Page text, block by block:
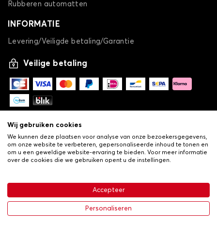
€ 113,43
-25% € 151,24
Rubberen automatten
INFORMATIE
Levering/Veiligde betaling/Garantie
Veilige betaling
Algemene verkoopvoorwaarden•Privacy- en cookiebeleid
•Livraison
Wij gebruiken cookies
We kunnen deze plaatsen voor analyse van onze bezoekersgegevens,
om onze website te verbeteren, gepersonaliseerde inhoud te tonen en
om u een geweldige website-ervaring te bieden. Voor meer informatie
over de cookies die we gebruiken opent u de instellingen.
Accepteer
Personaliseren